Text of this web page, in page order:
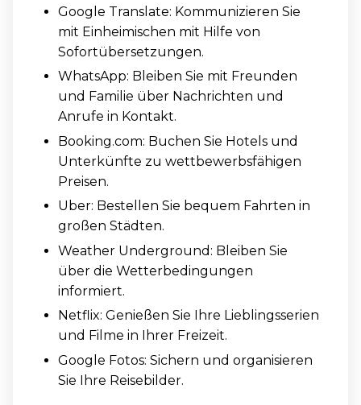
Google Translate: Kommunizieren Sie
mit Einheimischen mit Hilfe von
Sofortübersetzungen.
WhatsApp: Bleiben Sie mit Freunden
und Familie über Nachrichten und
Anrufe in Kontakt.
Booking.com: Buchen Sie Hotels und
Unterkünfte zu wettbewerbsfähigen
Preisen.
Uber: Bestellen Sie bequem Fahrten in
großen Städten.
Weather Underground: Bleiben Sie
über die Wetterbedingungen
informiert.
Netflix: Genießen Sie Ihre Lieblingsserien
und Filme in Ihrer Freizeit.
Google Fotos: Sichern und organisieren
Sie Ihre Reisebilder.